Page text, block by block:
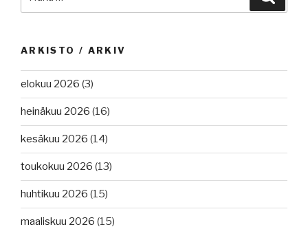
ARKISTO / ARKIV
elokuu 2026 (3)
heinäkuu 2026 (16)
kesäkuu 2026 (14)
toukokuu 2026 (13)
huhtikuu 2026 (15)
maaliskuu 2026 (15)